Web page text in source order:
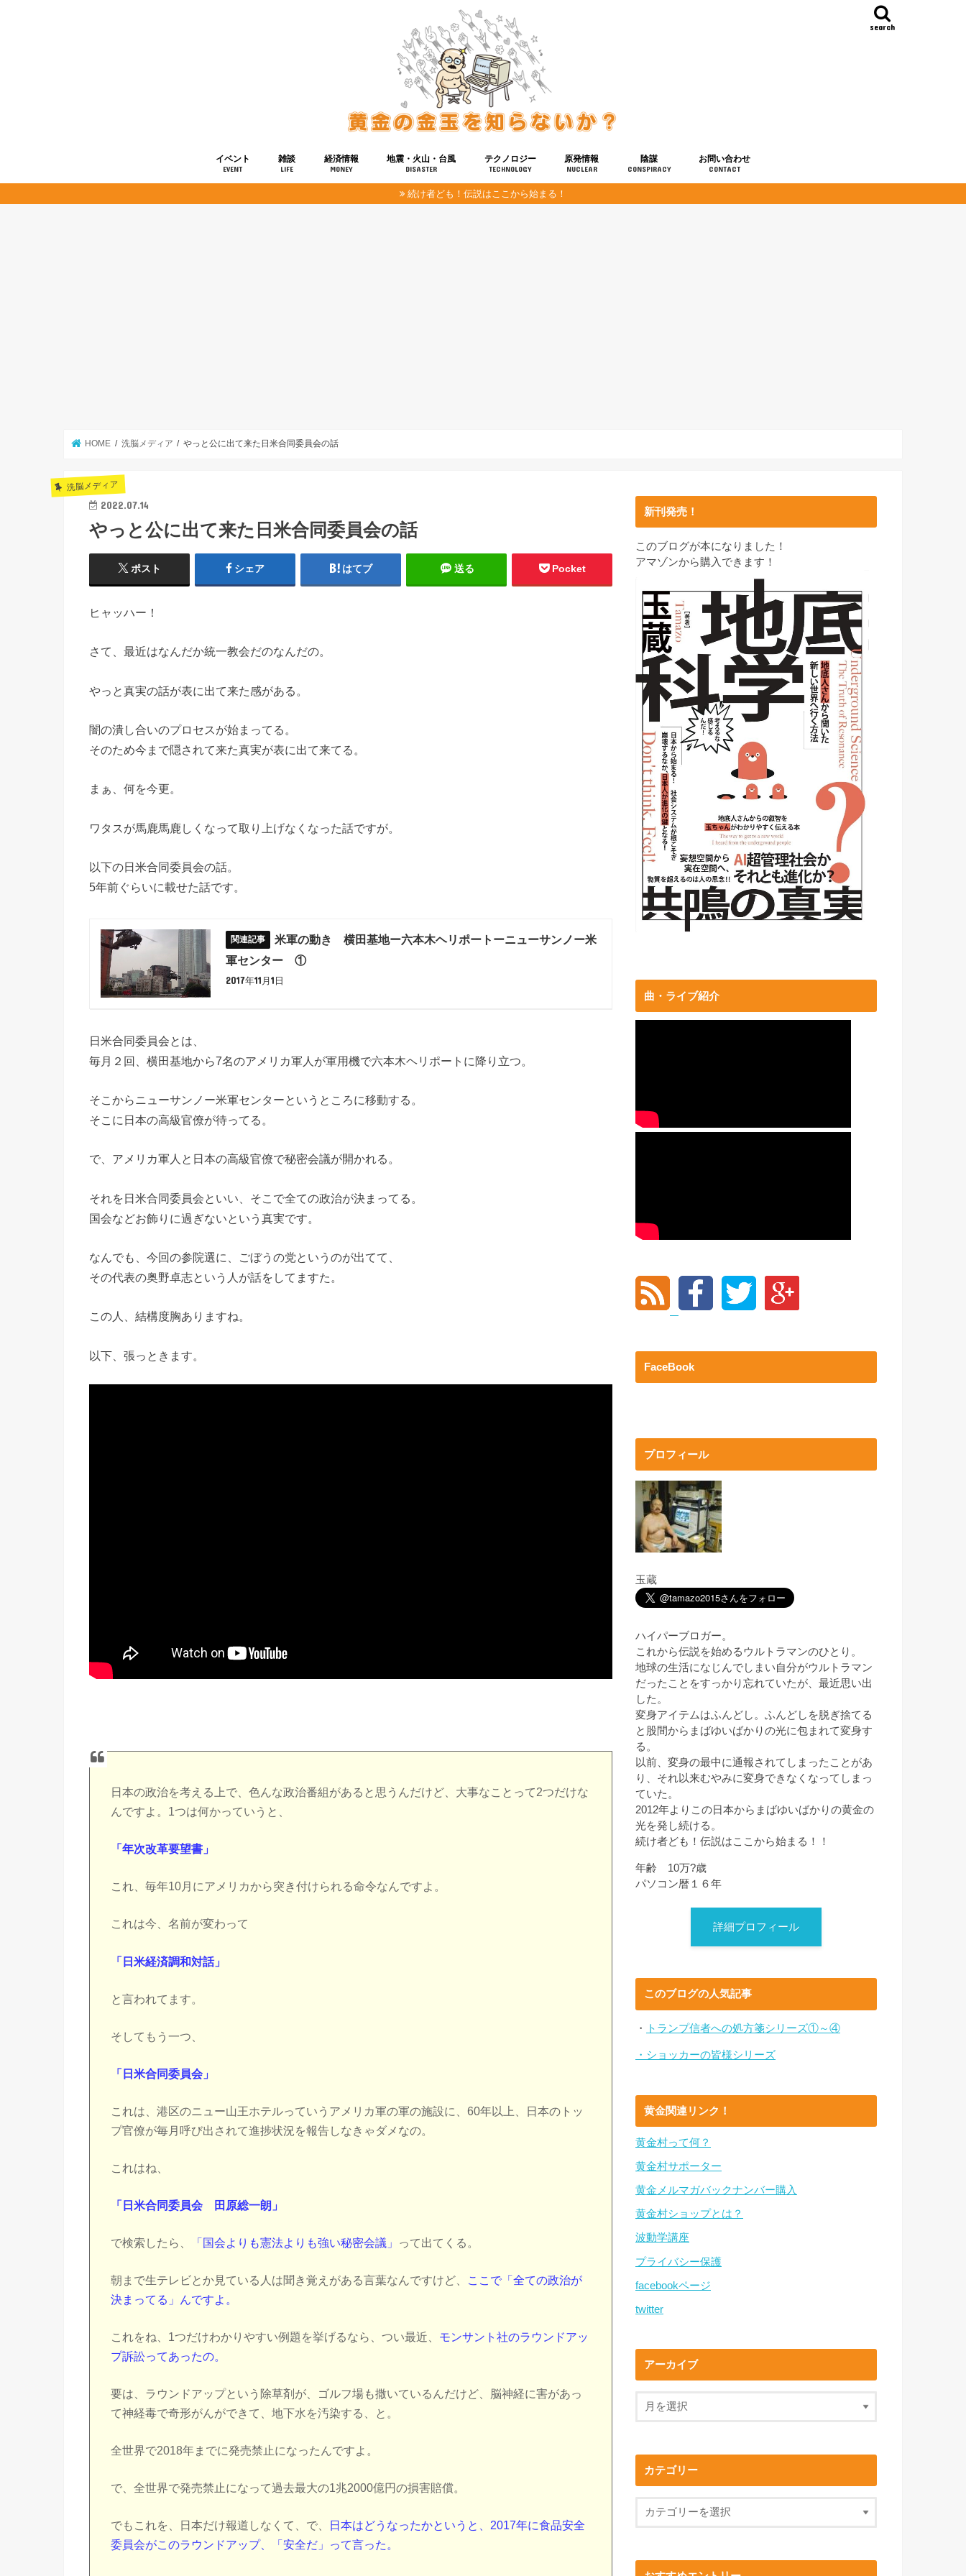
search
イベント
EVENT
雑談
LIFE
経済情報
MONEY
地震・火山・台風
DISASTER
テクノロジー
TECHNOLOGY
健康
宇宙
原発情報
NUCLEAR
陰謀
CONSPIRACY
お問い合わせ
CONTACT
続け者ども！伝説はここから始まる！
HOME 洗脳メディア やっと公に出て来た日米合同委員会の話
洗脳メディア
2022.07.14
やっと公に出て来た日米合同委員会の話
ポスト シェア はてブ 送る Pocket
ヒャッハー！
さて、最近はなんだか統一教会だのなんだの。
やっと真実の話が表に出て来た感がある。
闇の潰し合いのプロセスが始まってる。
そのため今まで隠されて来た真実が表に出て来てる。
まぁ、何を今更。
ワタスが馬鹿馬鹿しくなって取り上げなくなった話ですが。
以下の日米合同委員会の話。
5年前ぐらいに載せた話です。
米軍の動き 横田基地ー六本木ヘリポートーニューサンノー米
軍センター ①
2017年11月1日
日米合同委員会とは、
毎月２回、横田基地から7名のアメリカ軍人が軍用機で六本木ヘリポートに降り立つ。
そこからニューサンノー米軍センターというところに移動する。
そこに日本の高級官僚が待ってる。
で、アメリカ軍人と日本の高級官僚で秘密会議が開かれる。
それを日米合同委員会といい、そこで全ての政治が決まってる。
国会などお飾りに過ぎないという真実です。
なんでも、今回の参院選に、ごぼうの党というのが出てて、
その代表の奥野卓志という人が話をしてますた。
この人、結構度胸ありますね。
以下、張っときます。
日本の政治を考える上で、色んな政治番組があると思うんだけど、大事なことって2つだけな
んですよ。1つは何かっていうと、
「年次改革要望書」
これ、毎年10月にアメリカから突き付けられる命令なんですよ。
これは今、名前が変わって
「日米経済調和対話」
と言われてます。
そしてもう一つ、
「日米合同委員会」
これは、港区のニュー山王ホテルっていうアメリカ軍の軍の施設に、60年以上、日本のトッ
プ官僚が毎月呼び出されて進捗状況を報告しなきゃダメなの。
これはね、
「日米合同委員会 田原総一朗」
で検索したら、 「国会よりも憲法よりも強い秘密会議」 って出てくる。
朝まで生テレビとか見ている人は聞き覚えがある言葉なんですけど、
ここで「全ての政治が
決まってる」んですよ。
これをね、1つだけわかりやすい例題を挙げるなら、つい最近、 モンサント社のラウンドアッ
プ訴訟ってあったの。
要は、ラウンドアップという除草剤が、ゴルフ場も撒いているんだけど、脳神経に害があっ
て神経毒で奇形がんができて、地下水を汚染する、と。
全世界で2018年までに発売禁止になったんですよ。
で、全世界で発売禁止になって過去最大の1兆2000億円の損害賠償。
でもこれを、日本だけ報道しなくて、で、
日本はどうなったかというと、2017年に食品安全
委員会がこのラウンドアップ、「安全だ」って言った。
新刊発売！
このブログが本になりました！
アマゾンから購入できます！
曲・ライブ紹介
FaceBook
プロフィール
玉蔵
ハイパーブロガー。
これから伝説を始めるウルトラマンのひとり。
地球の生活になじんでしまい自分がウルトラマン
だったことをすっかり忘れていたが、最近思い出
した。
変身アイテムはふんどし。ふんどしを脱ぎ捨てる
と股間からまばゆいばかりの光に包まれて変身す
る。
以前、変身の最中に通報されてしまったことがあ
り、それ以来むやみに変身できなくなってしまっ
ていた。
2012年よりこの日本からまばゆいばかりの黄金の
光を発し続ける。
続け者ども！伝説はここから始まる！！
年齢 10万?歳
パソコン暦１６年
詳細プロフィール
このブログの人気記事
・ トランプ信者への処方箋シリーズ①～④
・ショッカーの皆様シリーズ
黄金関連リンク！
黄金村って何？
黄金村サポーター
黄金メルマガバックナンバー購入
黄金村ショップとは？
波動学講座
プライバシー保護
facebookページ
twitter
アーカイブ
カテゴリー